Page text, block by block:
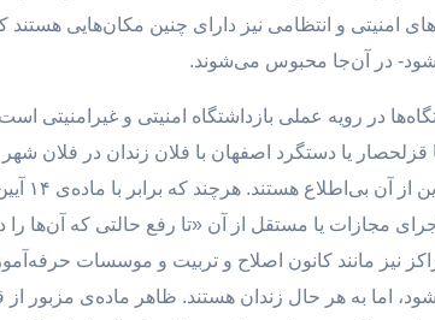
امنیتی و انتظامی نیز دارای چنین مکان‌هایی
در آن‌جا محبوس می‌شوند.
در رویه عملی بازداشتگاه امنیتی و غیرامنیتی
قزلحصار یا دستگرد اصفهان با فلان زندان در فلان
مجازات یا مستقل از آن «تا رفع حالتی که آن‌ها
نیز مانند کانون اصلاح و تربیت و موسسات